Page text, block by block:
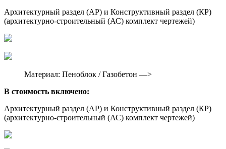
Архитектурный раздел (АР) и Конструктивный раздел (КР)
(архитектурно-строительный (АС) комплект чертежей)
Материал: Пеноблок / Газобетон —>
В стоимость включено:
Архитектурный раздел (АР) и Конструктивный раздел (КР)
(архитектурно-строительный (АС) комплект чертежей)